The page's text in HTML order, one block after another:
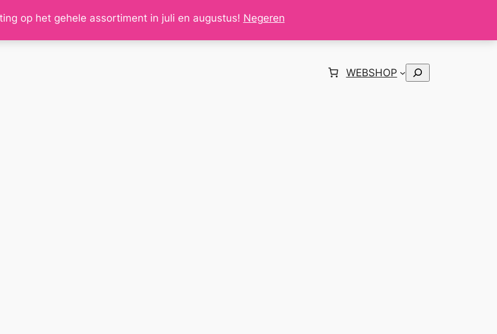
op het gehele assortiment in juli en augustus! Negeren
WEBSHOP
Zoeken